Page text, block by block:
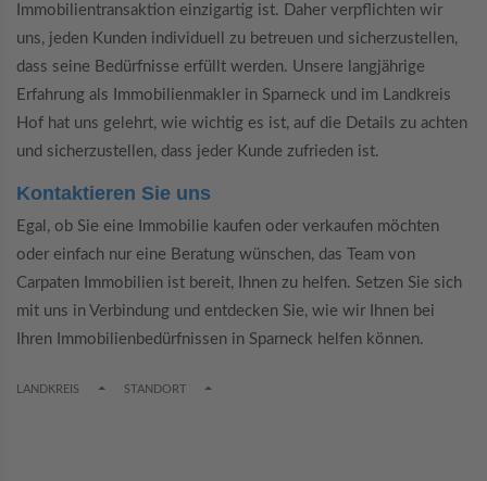
Immobilientransaktion einzigartig ist. Daher verpflichten wir
uns, jeden Kunden individuell zu betreuen und sicherzustellen,
dass seine Bedürfnisse erfüllt werden. Unsere langjährige
Erfahrung als Immobilienmakler in Sparneck und im Landkreis
Hof hat uns gelehrt, wie wichtig es ist, auf die Details zu achten
und sicherzustellen, dass jeder Kunde zufrieden ist.
Kontaktieren Sie uns
Egal, ob Sie eine Immobilie kaufen oder verkaufen möchten
oder einfach nur eine Beratung wünschen, das Team von
Carpaten Immobilien ist bereit, Ihnen zu helfen. Setzen Sie sich
mit uns in Verbindung und entdecken Sie, wie wir Ihnen bei
Ihren Immobilienbedürfnissen in Sparneck helfen können.
LANDKREIS TOGGLE DROPDOWN
STANDORT TOGGLE DROPDOWN